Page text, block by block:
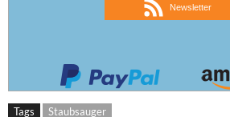
Newsletter
Tags Staubsauger